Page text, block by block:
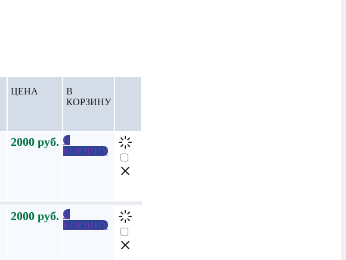
ЦЕНА
В
КОРЗИНУ
2000 руб. В
КОРЗИНУ
2000 руб. В
КОРЗИНУ